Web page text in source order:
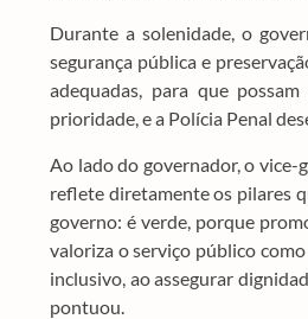
Durante a solenidade, o
segurança pública e
adequadas, para que
prioridade, e a Polícia Penal
Ao lado do governador, o vice-
reflete diretamente os pilares
governo: é verde, porque
valoriza o serviço público
inclusivo, ao assegurar
pontuou.